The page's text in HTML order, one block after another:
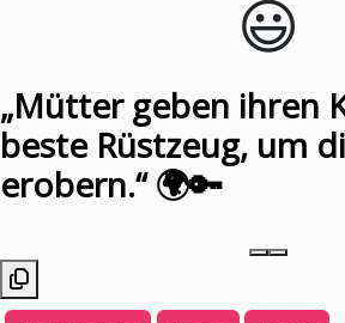
😃️
„Mütter geben ihren
beste Rüstzeug, um
erobern.“ 🌍🔑